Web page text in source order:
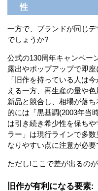
性
一方で、ブランドが同じ
でしょうか?
公式の130周年キャンペー
露出やポップアップで即
「旧作を持っている人は
える一方、再生産の量や
新品と競合し、相場が落
的には「黒基調(2003年当
は引き続き希少性を保ち
ラー」は現行ラインで多
なりやすい点に注意が必要
ただし!ここで差が出るの
旧作が有利になる要素: